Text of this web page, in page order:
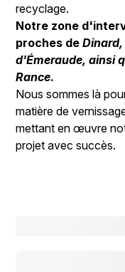
recyclage.
Notre zone
proches de
d'Émeraude, ainsi
Rance.
Nous sommes là
matière de
mettant en œuvre
projet avec succès.